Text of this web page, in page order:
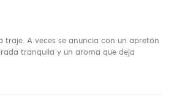
traje. A veces se anuncia con un apretón
tranquila y un aroma que deja